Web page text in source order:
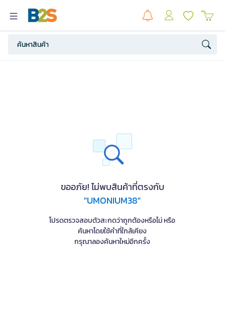
ขออภัย! ไม่พบสินค้าที่ตรงกับ
"UMONIUM38"
โปรดตรวจสอบตัวสะกดว่าถูกต้องหรือไม่ หรือ
ค้นหาโดยใช้คำที่ใกล้เคียง
กรุณาลองค้นหาใหม่อีกครั้ง